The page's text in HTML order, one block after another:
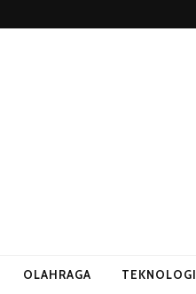
OLAHRAGA TEKNOLOGI